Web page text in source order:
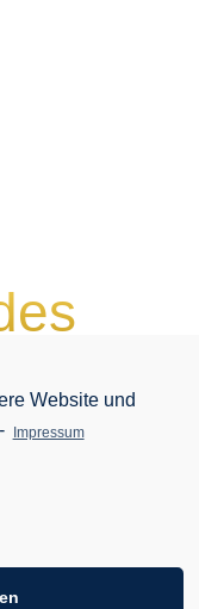
Website und
- Impressum